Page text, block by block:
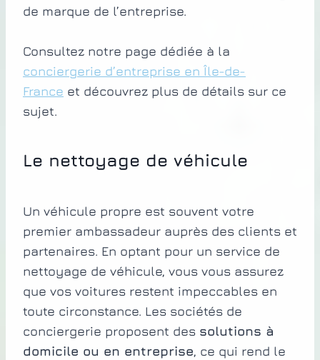
de marque de l’entreprise.
Consultez notre page dédiée à la
conciergerie d’entreprise en Île-de-
France et découvrez plus de détails sur ce
sujet.
Le nettoyage de véhicule
Un véhicule propre est souvent votre
premier ambassadeur auprès des clients et
partenaires. En optant pour un service de
nettoyage de véhicule, vous vous assurez
que vos voitures restent impeccables en
toute circonstance. Les sociétés de
conciergerie proposent des solutions à
domicile ou en entreprise, ce qui rend le